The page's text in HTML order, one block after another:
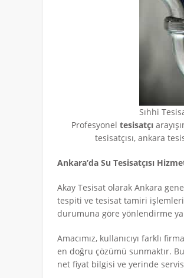
Sıhhi
Profesyonel tesisatçı
tesisatçısı, ankara
Ankara’da Su Tesisatçısı
Akay Tesisat olarak Ankara
tespiti ve tesisat tamiri
durumuna göre yönlendirme
Amacımız, kullanıcıyı farklı
en doğru çözümü sunmaktır.
net fiyat bilgisi ve yerinde servis